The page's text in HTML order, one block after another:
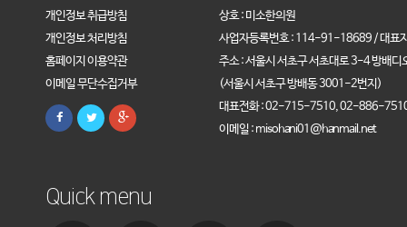
개인정보 취급방침
개인정보 처리방침
홈페이지 이용약관
이메일 무단수집거부
상호 : 미소한의원
사업자등록번호 : 114-91-18689 / 대표
주소 : 서울시 서초구 서초대로 3-4 방배
(서울시 서초구 방배동 3001-2번지)
대표전화 : 02-715-7510, 02-886-
이메일 : misohani01@hanmail.net
Quick menu